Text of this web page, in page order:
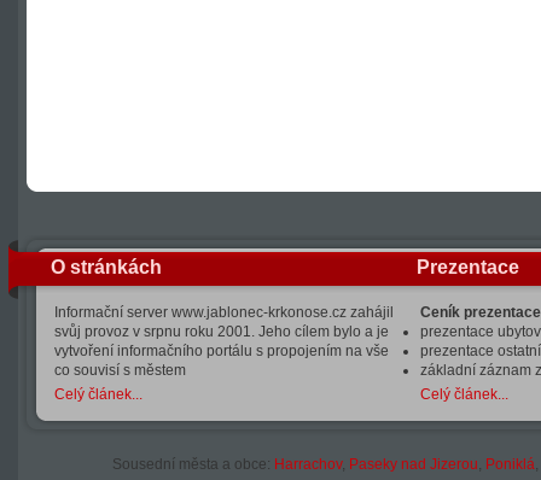
O stránkách
Informační server www.jablonec-krkonose.cz zahájil
svůj provoz v srpnu roku 2001. Jeho cílem bylo a je
vytvoření informačního portálu s propojením na vše
co souvisí s městem
Celý článek...
Prezentace
Ceník
prezentace
prezentace
základní záznam
Celý článek...
Sousední města a obce: Harrachov, Paseky nad Jizerou, Poniklá,